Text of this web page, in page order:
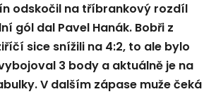
odskočil na tříbrankový rozdíl
gól dal Pavel Hanák. Bobři z
sice snížili na 4:2, to ale bylo
3 body a aktuálně je na
V dalším zápase muže čeká